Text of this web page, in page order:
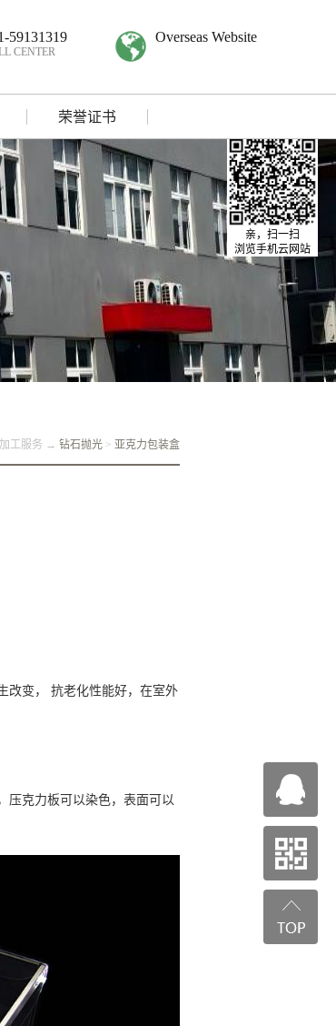
59131319
CENTER
Overseas Website
荣誉证书
加工服务 → 钻石抛光 > 亚克力包装盒
改变， 抗老化性能好，在室外
压克力板可以染色，表面可以
亲，扫一扫
浏览手机云网站